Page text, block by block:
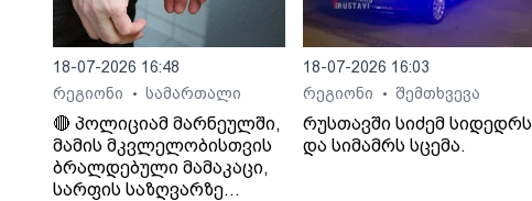
18-07-2026 16:48
რეგიონი
• სამართალი
🔴 პოლიციამ მარნეულში,
მამის მკვლელობისთვის
ბრალდებული მამაკაცი,
სარფის საზღვარზე
18-07-2026 16:03
რეგიონი
• შემთხვევა
რუსთავში სიძემ სიდედრს
და სიმამრს სცემა.